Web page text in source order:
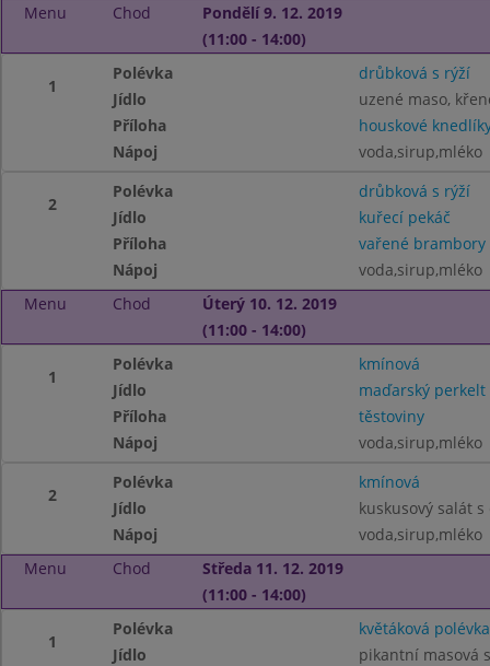
Menu Chod
Pondělí 9. 12. 2019
(11:00 - 14:00)
1
Polévka
drůbková s rýží
Jídlo
uzené maso,
Příloha
houskové
Nápoj
voda,sirup,mléko
2
Polévka
drůbková s rýží
Jídlo
kuřecí pekáč
Příloha
vařené brambory
Nápoj
voda,sirup,mléko
Menu
Chod
Úterý 10. 12. 2019
(11:00 - 14:00)
1
Polévka
kmínová
Jídlo
maďarský perkelt
Příloha
těstoviny
Nápoj
voda,sirup,mléko
2
Polévka
kmínová
Jídlo
kuskusový salát
Nápoj
voda,sirup,mléko
Menu
Chod
Středa 11. 12. 2019
(11:00 - 14:00)
1
Polévka
květáková polévka
Jídlo
pikantní masová